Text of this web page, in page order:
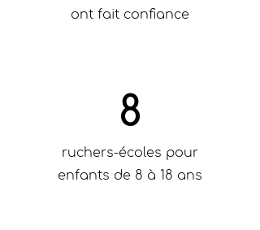
ont fait confiance
8
ruchers-écoles pour
enfants de 8 à 18 ans